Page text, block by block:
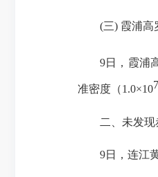
(三) 霞浦高
9日，霞浦
准密度（1.0×107
二、未发
9日，连江